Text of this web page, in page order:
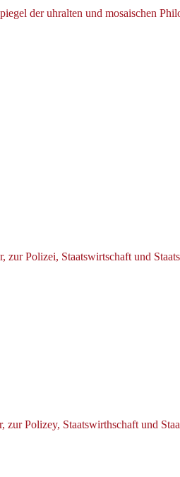
der uhralten und mosaischen
Polizei, Staatswirtschaft und
zur Polizey, Staatswirthschaft und